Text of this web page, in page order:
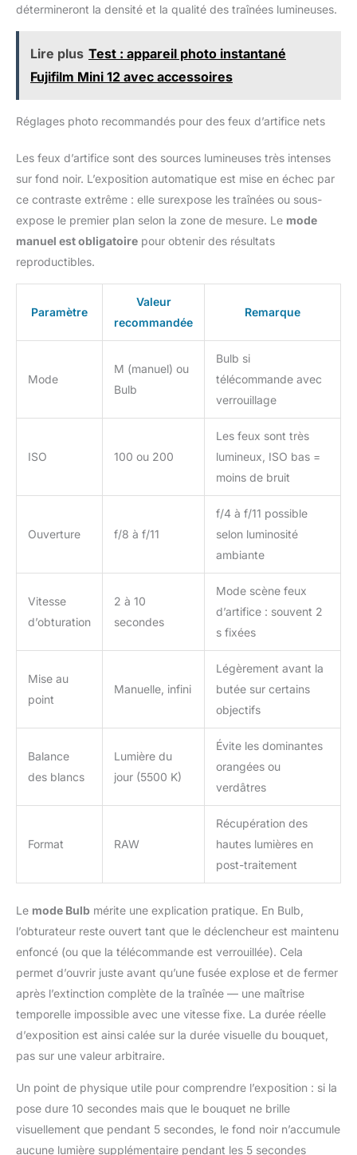
confort optimal pendant la
60E3 se connecte directement à
installation complexe. Idéale
portrait ou d’astrophotographie.
Un outil simple, fiable et
passionnés d’image
REMARQUE : Veuillez vérifier dans le mode d'emploi de votre
appareil photo la compatibilité de ce dernier avec la
détermineront la densité et la qualité des traînées lumineuses.
Lire plus Test : appareil photo instantané
Fujifilm Mini 12 avec accessoires
Réglages photo recommandés pour des feux d’artifice nets
Les feux d’artifice sont des sources lumineuses très intenses
sur fond noir. L’exposition automatique est mise en échec par
ce contraste extrême : elle surexpose les traînées ou sous-
expose le premier plan selon la zone de mesure. Le mode
manuel est obligatoire pour obtenir des résultats
reproductibles.
Paramètre
Valeur
recommandée
Remarque
Mode
M (manuel) ou
Bulb
Bulb si
télécommande avec
verrouillage
ISO 100 ou 200
Les feux sont très
lumineux, ISO bas =
moins de bruit
Ouverture f/8 à f/11
f/4 à f/11 possible
selon luminosité
ambiante
Vitesse
d’obturation
2 à 10
secondes
Mode scène feux
d’artifice : souvent 2
s fixées
Mise au
point
Manuelle, infini
Légèrement avant la
butée sur certains
objectifs
Balance
des blancs
Lumière du
jour (5500 K)
Évite les dominantes
orangées ou
verdâtres
Format RAW
Récupération des
hautes lumières en
post-traitement
Le mode Bulb mérite une explication pratique. En Bulb,
l’obturateur reste ouvert tant que le déclencheur est maintenu
enfoncé (ou que la télécommande est verrouillée). Cela
permet d’ouvrir juste avant qu’une fusée explose et de fermer
après l’extinction complète de la traînée — une maîtrise
temporelle impossible avec une vitesse fixe. La durée réelle
d’exposition est ainsi calée sur la durée visuelle du bouquet,
pas sur une valeur arbitraire.
Un point de physique utile pour comprendre l’exposition : si la
pose dure 10 secondes mais que le bouquet ne brille
visuellement que pendant 5 secondes, le fond noir n’accumule
aucune lumière supplémentaire pendant les 5 secondes